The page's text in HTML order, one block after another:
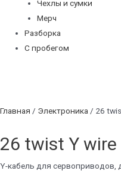
Чехлы и сумки
Мерч
Разборка
С пробегом
Главная / Электроника / 26
26 twist Y
Y-кабель для сервоприводов,